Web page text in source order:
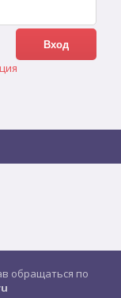
обращаться по